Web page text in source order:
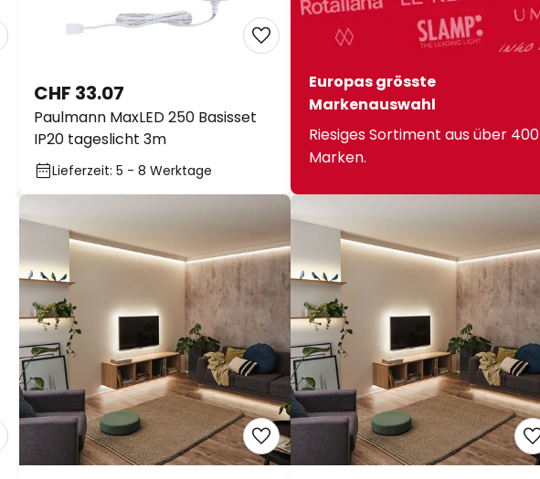
Paulmann MaxLED 250 Basisset
IP20 tageslicht 3m
CHF 33.07
Lieferzeit: 5 - 8 Werktage
Europas grösste
Markenauswahl
Riesiges Sortiment aus über 400
Marken.